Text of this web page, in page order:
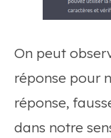
On peut
réponse pour
réponse,
dans notre